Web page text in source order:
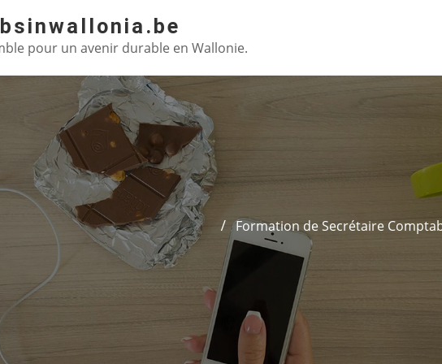
pour un avenir durable en Wallonie.
Formation de Secrétaire